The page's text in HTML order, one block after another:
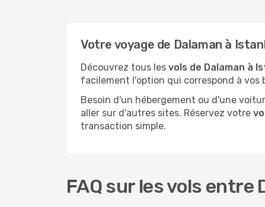
Votre voyage de Dalaman à
Découvrez tous les vols de Dalaman à
facilement l'option qui correspond à vos
Besoin d'un hébergement ou d'une
aller sur d'autres sites. Réservez votre
transaction simple.
FAQ sur les vols entre